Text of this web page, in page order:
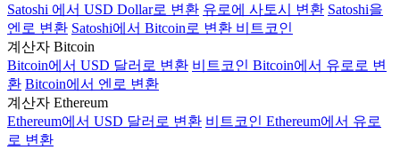
Satoshi 에서 USD Dollar로 변환 유로에 사토시 변환 Satoshi을
엔로 변환 Satoshi에서 Bitcoin로 변환 비트코인
계산자 Bitcoin
Bitcoin에서 USD 달러로 변환 비트코인 Bitcoin에서 유로로 변
환 Bitcoin에서 엔로 변환
계산자 Ethereum
Ethereum에서 USD 달러로 변환 비트코인 Ethereum에서 유로
로 변환